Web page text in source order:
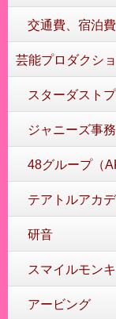
交通費、宿泊費
芸能プロダクシ
スターダスト
ジャニーズ事
48グループ（
テアトルアカ
研音
スマイルモン
アービング